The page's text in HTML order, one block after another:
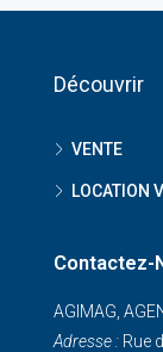
Découvrir
VENTE
LOCATION
Contactez-
AGIMAG,
Adresse : Rue